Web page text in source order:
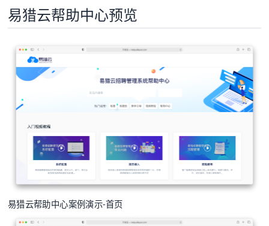
易猎云帮助中心预览
易猎云帮助中心案例演示-首页